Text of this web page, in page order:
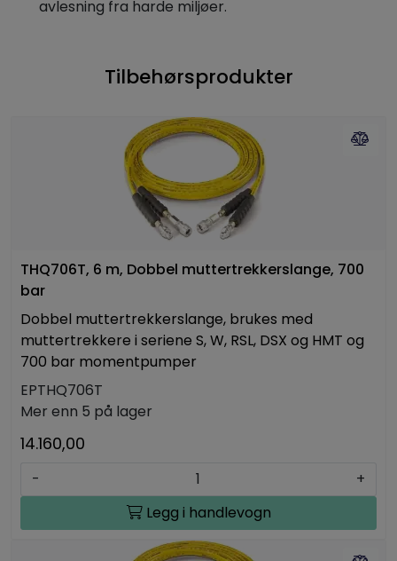
avlesning fra harde miljøer.
Tilbehørsprodukter
THQ706T, 6 m, Dobbel muttertrekkerslange, 700
bar
Dobbel muttertrekkerslange, brukes med
muttertrekkere i seriene S, W, RSL, DSX og HMT og
700 bar momentpumper
EPTHQ706T
Mer enn 5 på lager
14.160,00
-
+
Legg i handlevogn